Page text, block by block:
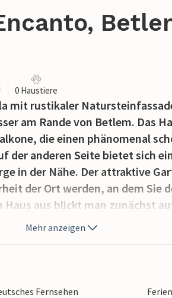
0 Haustiere
mit rustikaler
am Rande von Betlem. Das
die einen phänomenal
der anderen Seite bietet sich
in der Nähe. Der attraktive
der Ort werden, an dem Sie
aus blickt man zunächst
(neben einer kleinen
Lounge im Freien neben dem
und Entspannen, vielleicht bei
windgeschützt und überdacht.
Mehr anzeigen
Fernsehen